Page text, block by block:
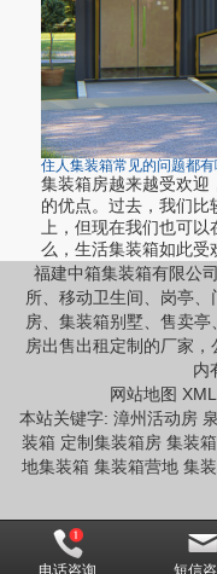
住人集装箱常见的问题都
集装箱房越来越受欢迎
的优点。过去，我们
上，但现在我们也可
么，生活集装箱如此受
福建中箱集装箱有限公
所、移动卫生间、岗亭
房、集装箱别墅、售卖
房出售出租定制的厂家
内
网站地图 XML
本站关键字: 漳州活动房
装箱 定制集装箱房 集装
地集装箱 集装箱营地 集
电话咨询 短信